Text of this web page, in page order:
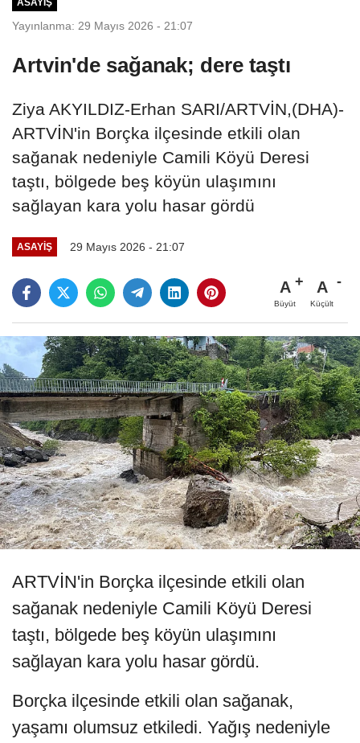
Yayınlanma: 29 Mayıs 2026 - 21:07
Artvin'de sağanak; dere taştı
Ziya AKYILDIZ-Erhan SARI/ARTVİN,(DHA)-
ARTVİN'in Borçka ilçesinde etkili olan
sağanak nedeniyle Camili Köyü Deresi
taştı, bölgede beş köyün ulaşımını
sağlayan kara yolu hasar gördü
ASAYIŞ 29 Mayıs 2026 - 21:07
A
Büyüt
A
Küçült
ARTVİN'in Borçka ilçesinde etkili olan
sağanak nedeniyle Camili Köyü Deresi
taştı, bölgede beş köyün ulaşımını
sağlayan kara yolu hasar gördü.
Borçka ilçesinde etkili olan sağanak,
yaşamı olumsuz etkiledi. Yağış nedeniyle